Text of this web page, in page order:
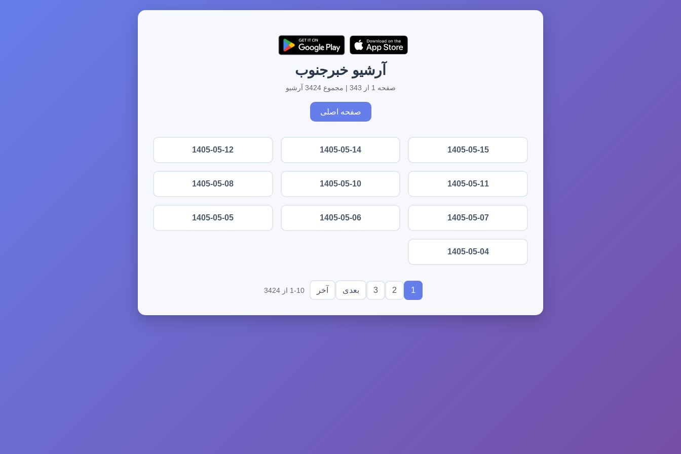
آرشیو خبرجنوب
صفحه 1 از 343 | مجموع 3424 آرشیو
صفحه اصلی
1405-05-15
1405-05-14
1405-05-12
1405-05-11
1405-05-10
1405-05-08
1405-05-07
1405-05-06
1405-05-05
1405-05-04
1
2
3 بعدی آخر 1-10 از 3424